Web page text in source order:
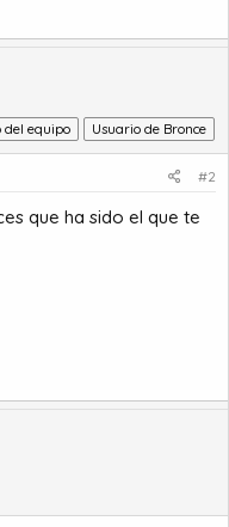
del equipo Usuario de Bronce
#2
que ha sido el que te